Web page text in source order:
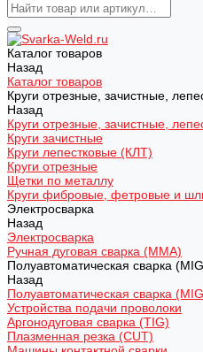
Каталог товаров
Назад
Каталог товаров
Круги отрезные, зачистные,
Назад
Круги отрезные, зачистные,
Круги зачистные
Круги лепестковые (КЛТ)
Круги отрезные
Щетки по металлу
Круги фибровые, фетровые и
Электросварка
Назад
Электросварка
Ручная дуговая сварка (MMA)
Полуавтоматическая сварка
Назад
Полуавтоматическая сварка
Устройства подачи проволоки
Аргонодуговая сварка (TIG)
Плазменная резка (CUT)